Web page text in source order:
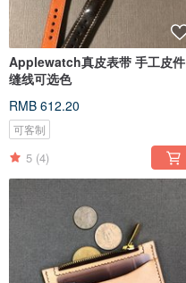
Applewatch真皮表带 手工皮件
缝线可选色
RMB 612.20
可客制
5 (4)